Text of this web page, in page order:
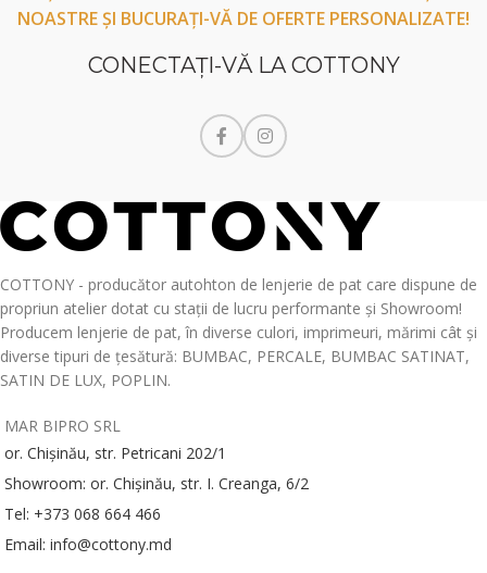
NOASTRE ȘI BUCURAȚI-VĂ DE OFERTE PERSONALIZATE!
CONECTAŢI-VĂ LA COTTONY
COTTONY - producător autohton de lenjerie de pat care dispune de
propriun atelier dotat cu stații de lucru performante și Showroom!
Producem lenjerie de pat, în diverse culori, imprimeuri, mărimi cât și
diverse tipuri de țesătură: BUMBAC, PERCALE, BUMBAC SATINAT,
SATIN DE LUX, POPLIN.
MAR BIPRO SRL
or. Chișinău, str. Petricani 202/1
Showroom: or. Chișinău, str. I. Creanga, 6/2
Tel: +373 068 664 466
Email: info@cottony.md